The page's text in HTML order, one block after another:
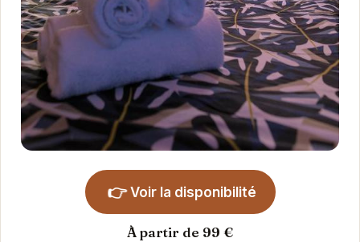
👉 Voir la disponibilité
À partir de 99 €